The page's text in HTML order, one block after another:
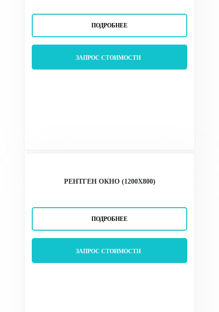
ПОДРОБНЕЕ
ЗАПРОС СТОИМОСТИ
РЕНТГЕН ОКНО (1200Х800)
ПОДРОБНЕЕ
ЗАПРОС СТОИМОСТИ